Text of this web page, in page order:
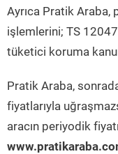
Ayrıca Pratik Araba,
işlemlerini; TS
tüketici koruma
Pratik Araba,
fiyatlarıyla
aracın periyodik